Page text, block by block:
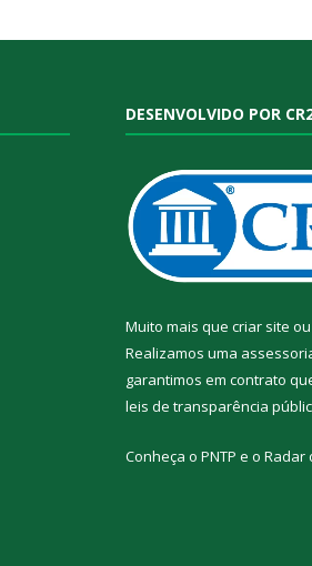
DESENVOLVIDO POR
Muito mais que criar site ou
Realizamos uma
garantimos em contrato
leis de transparência
Conheça o PNTP e o Radar